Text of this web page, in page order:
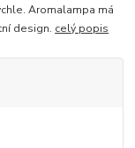
Aromalampa má
design. celý popis